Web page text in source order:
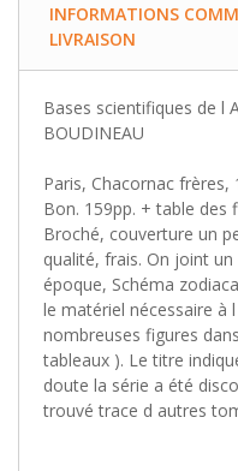
INFORMATIONS
LIVRAISON
Bases scientifiques de l
BOUDINEAU
Paris, Chacornac frères,
Bon. 159pp. + table des
Broché, couverture un
qualité, frais. On joint
époque, Schéma
le matériel nécessaire à
nombreuses figures
tableaux ). Le titre
doute la série a été
trouvé trace d autres